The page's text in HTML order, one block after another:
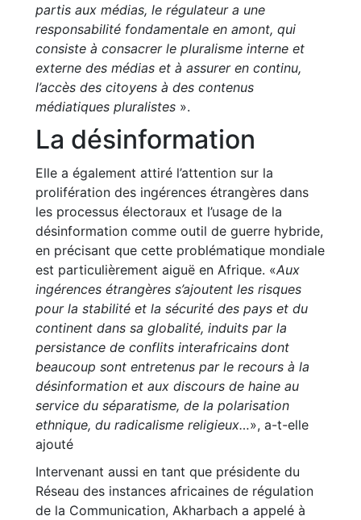
partis aux médias, le régulateur a une
responsabilité fondamentale en amont, qui
consiste à consacrer le pluralisme interne et
externe des médias et à assurer en continu,
l’accès des citoyens à des contenus
médiatiques pluralistes ».
La désinformation
Elle a également attiré l’attention sur la
prolifération des ingérences étrangères dans
les processus électoraux et l’usage de la
désinformation comme outil de guerre hybride,
en précisant que cette problématique mondiale
est particulièrement aiguë en Afrique. «Aux
ingérences étrangères s’ajoutent les risques
pour la stabilité et la sécurité des pays et du
continent dans sa globalité, induits par la
persistance de conflits interafricains dont
beaucoup sont entretenus par le recours à la
désinformation et aux discours de haine au
service du séparatisme, de la polarisation
ethnique, du radicalisme religieux…», a-t-elle
ajouté
Intervenant aussi en tant que présidente du
Réseau des instances africaines de régulation
de la Communication, Akharbach a appelé à